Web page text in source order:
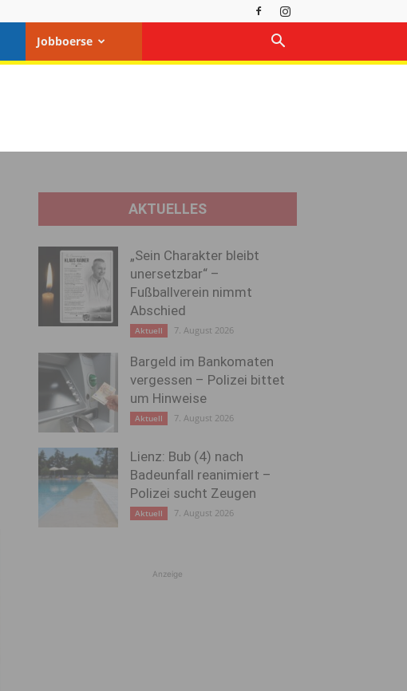
Jobboerse
AKTUELLES
„Sein Charakter bleibt
unersetzbar“ –
Fußballverein nimmt
Abschied
Aktuell 7. August 2026
Bargeld im Bankomaten
vergessen – Polizei bittet
um Hinweise
Aktuell 7. August 2026
Lienz: Bub (4) nach
Badeunfall reanimiert –
Polizei sucht Zeugen
Aktuell 7. August 2026
Anzeige